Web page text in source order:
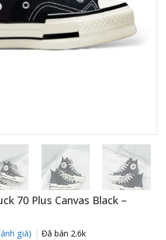
70 Plus Canvas Black –
giá) Đã bán 2.6k